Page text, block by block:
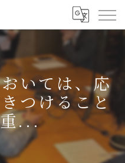
いては、応
つけること
重...